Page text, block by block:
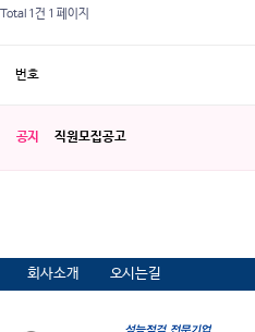
Total 1건 1 페이지
번호
공지 직원모집공고
회사소개 오시는길